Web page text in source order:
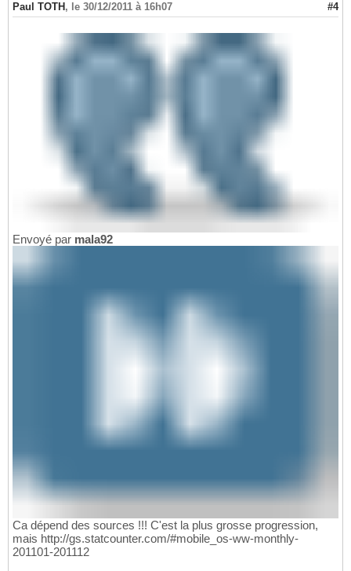
Paul TOTH , le 30/12/2011 à 16h07 #4
Envoyé par mala92
Ca dépend des sources !!! C'est la plus grosse progression,
mais http://gs.statcounter.com/#mobile_os-ww-monthly-
201101-201112